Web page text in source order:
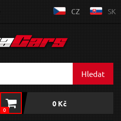
CZ SK
Hledat
0
0 Kč